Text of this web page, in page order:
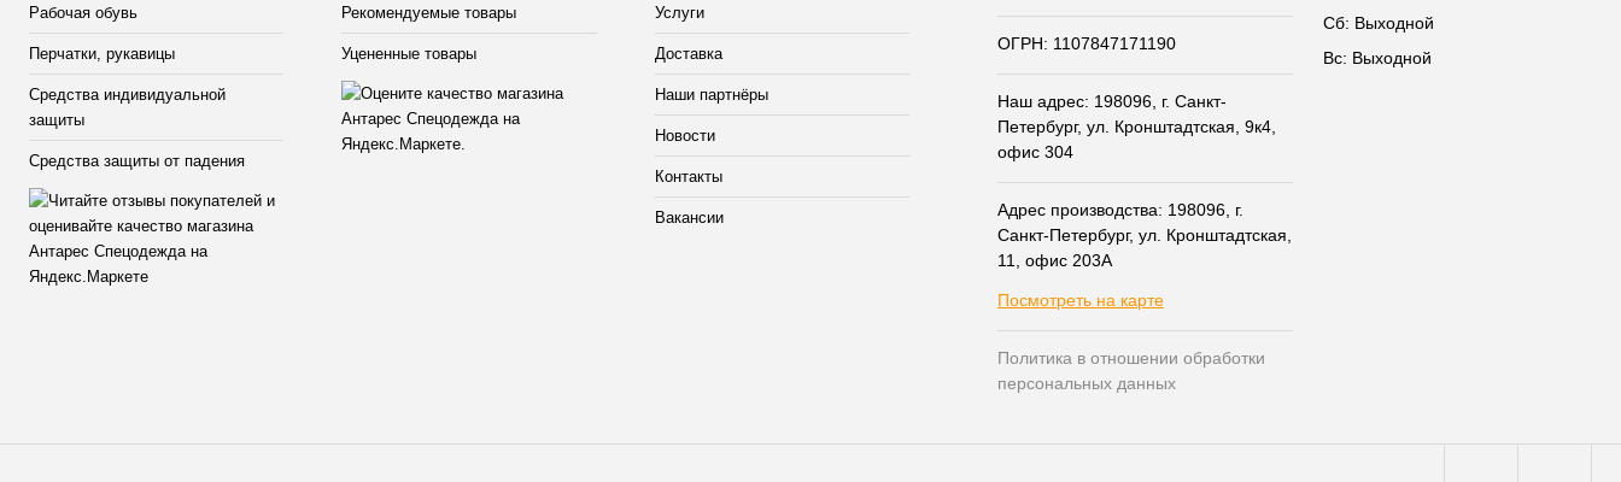
Рабочая обувь
Перчатки, рукавицы
Средства индивидуальной
защиты
Средства защиты от падения
Рекомендуемые товары
Уцененные товары
Услуги
Доставка
Наши партнёры
Новости
Контакты
Вакансии
ОГРН: 1107847171190
Наш адрес: 198096, г. Санкт-
Петербург, ул. Кронштадтская, 9к4,
офис 304
Адрес производства: 198096, г.
Санкт-Петербург, ул. Кронштадтская,
11, офис 203А
Посмотреть на карте
Политика в отношении обработки
персональных данных
Сб: Выходной
Вс: Выходной